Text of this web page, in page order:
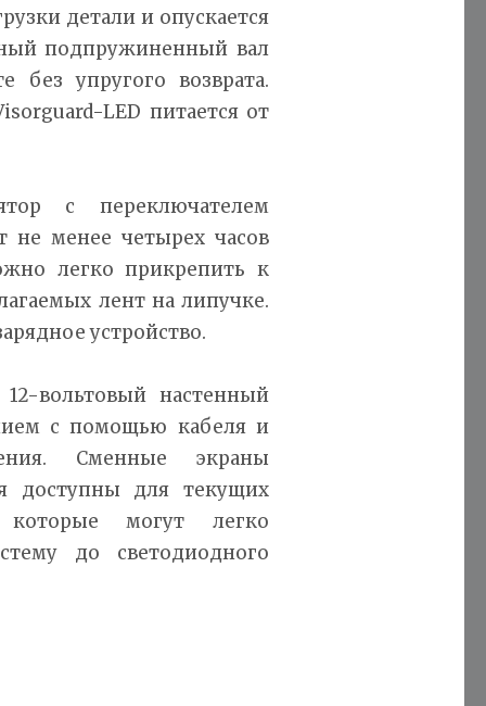
детали и опускается
подпружиненный вал
без упругого возврата.
LED питается от
с переключателем
не менее четырех часов
легко прикрепить к
лент на липучке.
устройство.
вольтовый настенный
с помощью кабеля и
Сменные экраны
доступны для текущих
которые могут легко
до светодиодного